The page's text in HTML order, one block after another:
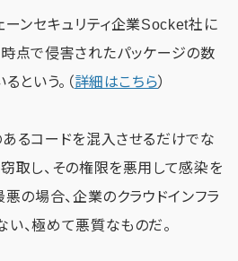
ーンセキュリティ企業Socket社に
点で侵害されたパッケージの数
という。（詳細はこちら）
るコードを混入させるだけでな
取し、その権限を悪用して感染を
の場合、企業のクラウドインフラ
、極めて悪質なものだ。